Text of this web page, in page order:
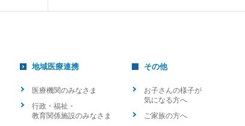
地域医療連携
医療機関のみなさま
行政・福祉・
教育関係施設のみなさま
その他
お子さんの様子が
気になる方へ
ご家族の方へ